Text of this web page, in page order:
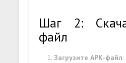
Шаг 2:
файл
Загрузите APK-файл: